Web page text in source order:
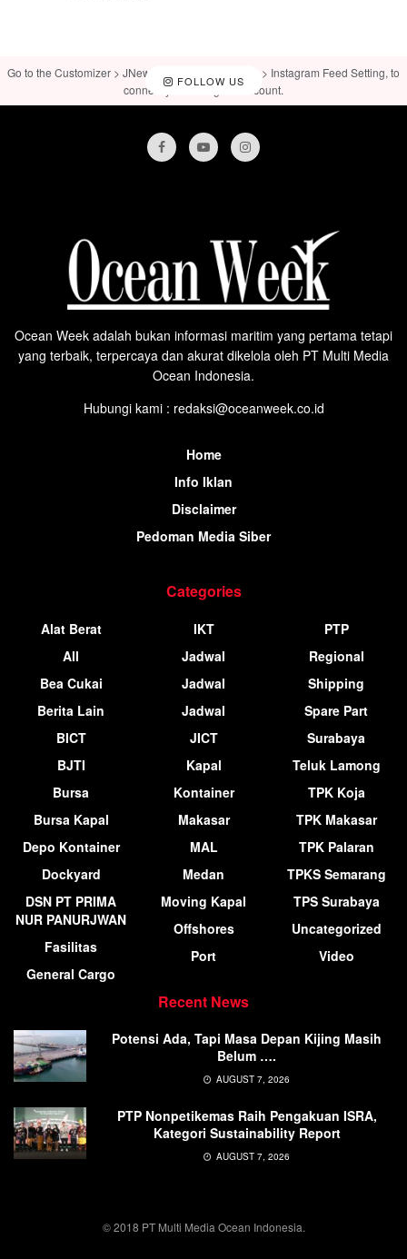
FOLLOW US
Go to the Customizer > JNews : Social, Like & View > Instagram Feed Setting, to
connect your Instagram account.
Ocean Week adalah bukan informasi maritim yang pertama tetapi
yang terbaik, terpercaya dan akurat dikelola oleh PT Multi Media
Ocean Indonesia.
Hubungi kami : redaksi@oceanweek.co.id
Home
Info Iklan
Disclaimer
Pedoman Media Siber
Categories
Alat Berat
All
Bea Cukai
Berita Lain
BICT
BJTI
Bursa
Bursa Kapal
Depo Kontainer
Dockyard
DSN PT PRIMA
NUR PANURJWAN
Fasilitas
General Cargo
IKT
Jadwal
Jadwal
Jadwal
JICT
Kapal
Kontainer
Makasar
MAL
Medan
Moving Kapal
Offshores
Port
PTP
Regional
Shipping
Spare Part
Surabaya
Teluk Lamong
TPK Koja
TPK Makasar
TPK Palaran
TPKS Semarang
TPS Surabaya
Uncategorized
Video
Recent News
Potensi Ada, Tapi Masa Depan Kijing Masih
Belum ….
AUGUST 7, 2026
PTP Nonpetikemas Raih Pengakuan ISRA,
Kategori Sustainability Report
AUGUST 7, 2026
© 2018 PT Multi Media Ocean Indonesia.